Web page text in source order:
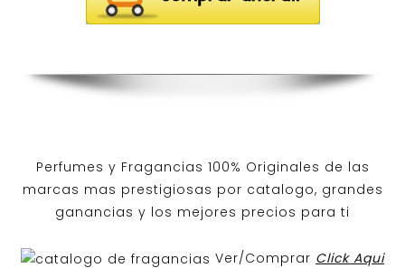
Perfumes y Fragancias 100% Originales de las
marcas mas prestigiosas por catalogo, grandes
ganancias y los mejores precios para ti
Ver/Comprar Click Aqui